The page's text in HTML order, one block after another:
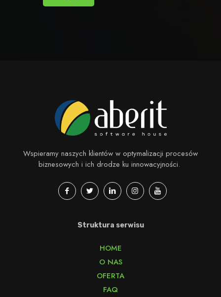
Wspieramy naszych klientów w optymalizacji procesów
biznesowych i ich drodze ku innowacyjności.
Struktura serwisu
HOME
O NAS
OFERTA
FAQ